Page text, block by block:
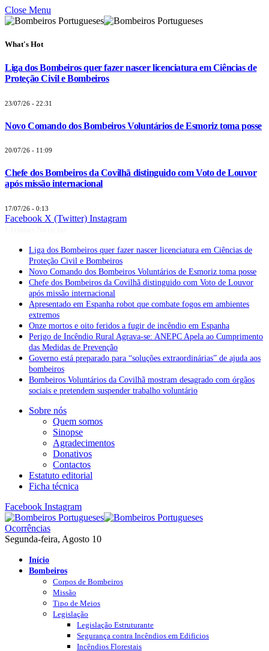
Close Menu
What's Hot
Liga dos Bombeiros quer fazer nascer licenciatura em Ciências de
Proteção Civil e Bombeiros
23/07/26 - 22:31
Novo Comando dos Bombeiros Voluntários de Esmoriz toma posse
20/07/26 - 11:09
Chefe dos Bombeiros da Covilhã distinguido com Voto de Louvor
após missão internacional
17/07/26 - 0:13
Facebook X (Twitter) Instagram
Liga dos Bombeiros quer fazer nascer licenciatura em Ciências de
Proteção Civil e Bombeiros
Novo Comando dos Bombeiros Voluntários de Esmoriz toma posse
Chefe dos Bombeiros da Covilhã distinguido com Voto de Louvor
após missão internacional
Apresentado em Espanha robot que combate fogos em ambientes
extremos
Onze mortos e oito feridos a fugir de incêndio em Espanha
Perigo de Incêndio Rural Agrava-se: ANEPC Apela ao Cumprimento
das Medidas de Prevenção
Governo está preparado para “soluções extraordinárias” de ajuda aos
bombeiros
Bombeiros Voluntários da Covilhã mostram desagrado com órgãos
sociais e pretendem suspender trabalho voluntário
Sobre nós
Quem somos
Sinopse
Agradecimentos
Donativos
Contactos
Estatuto editorial
Ficha técnica
Facebook Instagram
Ocorrências
Segunda-feira, Agosto 10
Início
Bombeiros
Corpos de Bombeiros
Missão
Tipo de Meios
Legislação
Legislação Estruturante
Segurança contra Incêndios em Edificios
Incêndios Florestais